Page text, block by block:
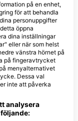
Diving Center
Santana, Ed.
PO10 - Portugal
på en enhet,
för att behandla
personuppgifter
öppna
dina inställningar
eller när som helst
vänstra hörnet på
på fingeravtrycket
menyalternativet
Dessa val
inte att påverka
analysera